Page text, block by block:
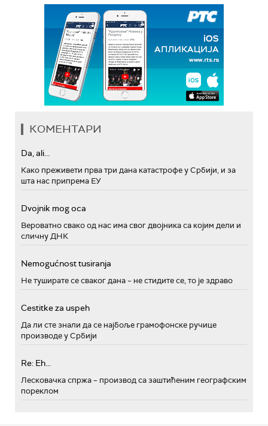
КОМЕНТАРИ
Da, ali...
Како преживети прва три дана катастрофе у Србији, и за
шта нас припрема ЕУ
Dvojnik mog oca
Вероватно свако од нас има свог двојника са којим дели и
сличну ДНК
Nemogućnost tusiranja
Не туширате се сваког дана – не стидите се, то је здраво
Cestitke za uspeh
Да ли сте знали да се најбоље грамофонске ручице
производе у Србији
Re: Eh...
Лесковачка спржа – производ са заштићеним географским
пореклом